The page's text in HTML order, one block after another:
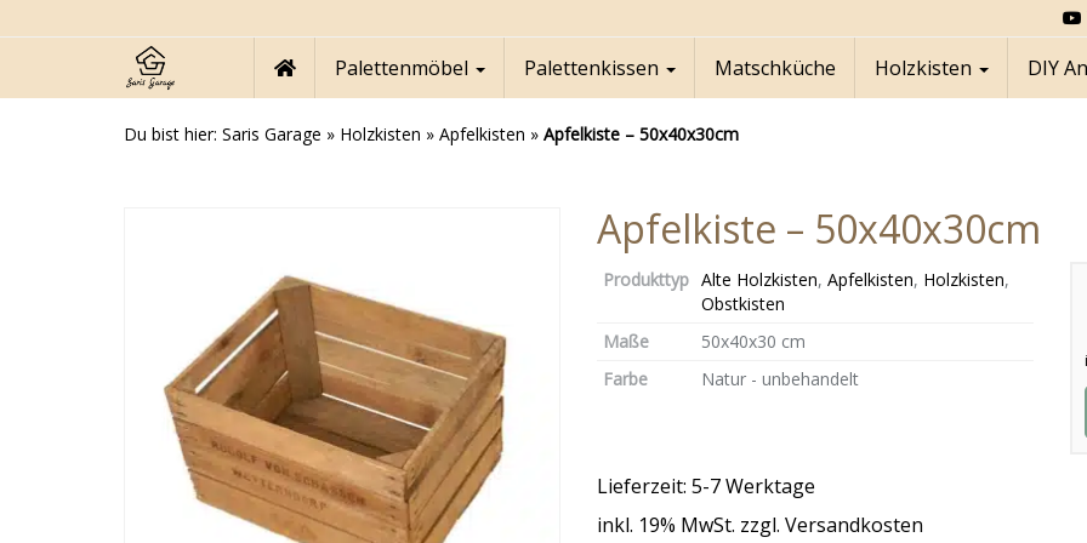
to
content
Palettenmöbel Palettenkissen Matschküche Holzkisten DIY
Du bist hier: Saris Garage » Holzkisten » Apfelkisten » Apfelkiste – 50x40x30cm
Apfelkiste – 50x40x30cm
Produkttyp Alte Holzkisten, Apfelkisten, Holzkisten,
Obstkisten
Maße
50x40x30 cm
Farbe
Natur - unbehandelt
Lieferzeit: 5-7 Werktage
inkl. 19% MwSt. zzgl. Versandkosten